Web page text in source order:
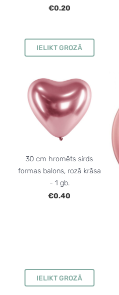
€0.20
IELIKT GROZĀ
30 cm hromēts sirds
formas balons, rozā krāsa
- 1 gb.
€0.40
IELIKT GROZĀ